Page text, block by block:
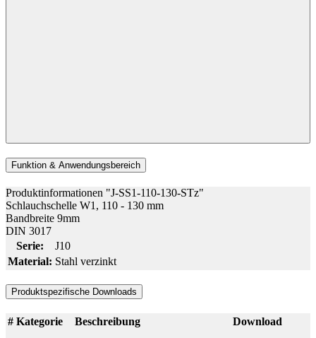
Funktion & Anwendungsbereich
Produktinformationen "J-SS1-110-130-STz"
Schlauchschelle W1, 110 - 130 mm
Bandbreite 9mm
DIN 3017
Serie:
J10
Material: Stahl verzinkt
Produktspezifische Downloads
# Kategorie Beschreibung Download